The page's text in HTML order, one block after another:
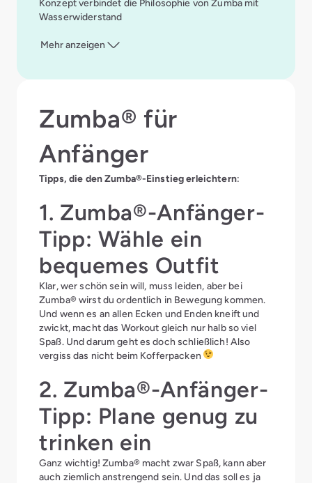
Konzept verbindet die Philosophie von Zumba mit
Wasserwiderstand
Mehr anzeigen
Zumba® für
Anfänger
Tipps, die den Zumba®-Einstieg erleichtern:
1. Zumba®-Anfänger-
Tipp: Wähle ein
bequemes Outfit
Klar, wer schön sein will, muss leiden, aber bei
Zumba® wirst du ordentlich in Bewegung kommen.
Und wenn es an allen Ecken und Enden kneift und
zwickt, macht das Workout gleich nur halb so viel
Spaß. Und darum geht es doch schließlich! Also
vergiss das nicht beim Kofferpacken
2. Zumba®-Anfänger-
Tipp: Plane genug zu
trinken ein
Ganz wichtig! Zumba® macht zwar Spaß, kann aber
auch ziemlich anstrengend sein. Und das soll es ja